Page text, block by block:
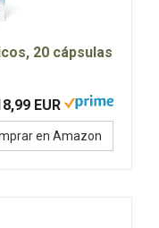
20 cápsulas
EUR
en Amazon